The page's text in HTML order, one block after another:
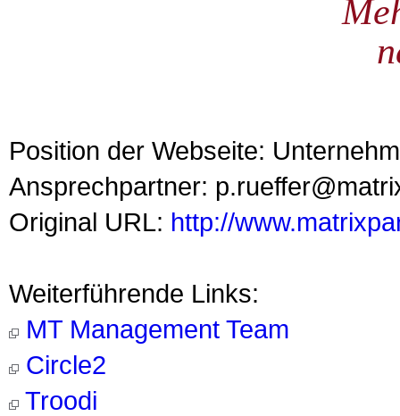
Position der Webseite:
Ansprechpartner:
Original URL: http://
Weiterführende Links:
MT Management Team
Circle2
Troodi